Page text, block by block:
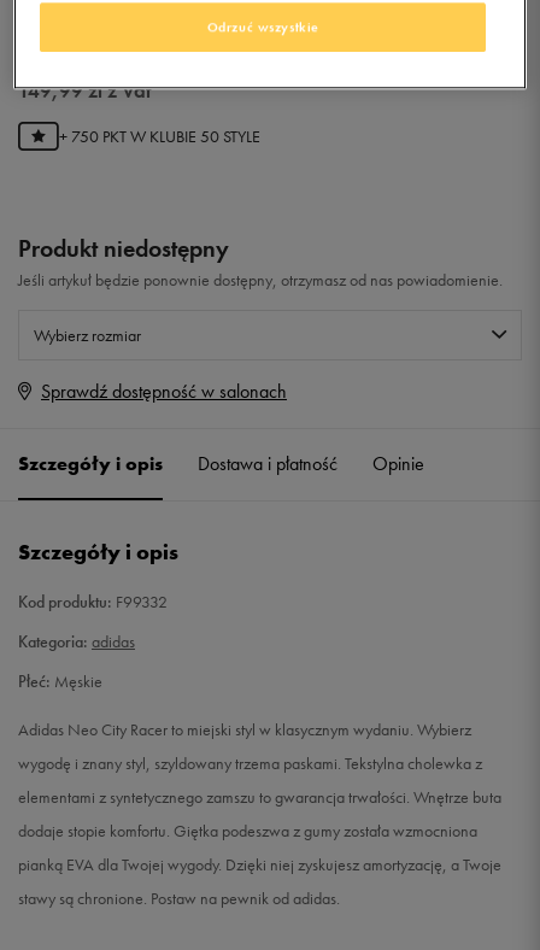
149,99złz Vat
+ 750 PKT W KLUBIE 50 STYLE
Produkt niedostępny
Jeśli artykuł będzie ponownie dostępny, otrzymasz od nas powiadomienie.
Wybierz rozmiar
Rozmiary EU
41 1/3
43 1/3 27,5 cm
44
44 2/3 28,5 cm Powiadom o dostępności
29 cm
46 29,5 cm Powiadom o dostępności
Sprawdź dostępność w salonach
Szczegóły i opis Dostawa i płatność Opinie
Szczegóły i opis
Kod produktu: F99332
Kategoria: adidas
Płeć: Męskie
Adidas Neo City Racer to miejski styl w klasycznym wydaniu. Wybierz
wygodę i znany styl, szyldowany trzema paskami. Tekstylna cholewka z
elementami z syntetycznego zamszu to gwarancja trwałości. Wnętrze buta
dodaje stopie komfortu. Giętka podeszwa z gumy została wzmocniona
pianką EVA dla Twojej wygody. Dzięki niej zyskujesz amortyzację, a Twoje
stawy są chronione. Postaw na pewnik od adidas.
Odrzuć wszystkie